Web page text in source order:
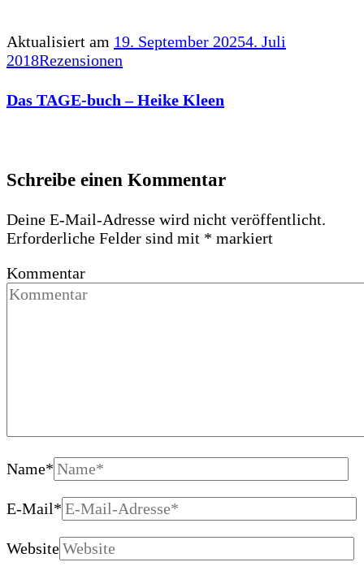
Aktualisiert am 19. September 20254. Juli
2018Rezensionen
Das TAGE-buch – Heike Kleen
Schreibe einen Kommentar
Deine E-Mail-Adresse wird nicht veröffentlicht.
Erforderliche Felder sind mit * markiert
Kommentar
Name*
E-Mail*
Website